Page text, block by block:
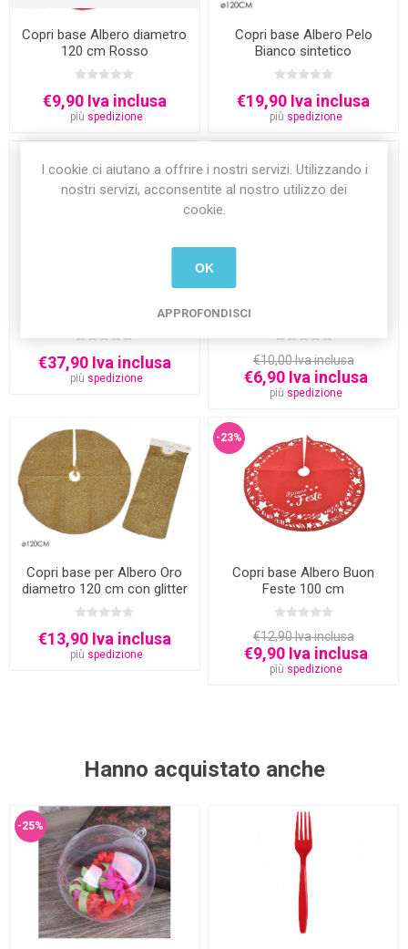
Copri base Albero diametro
120 cm Rosso
€9,90 Iva inclusa
più spedizione
Copri base Albero Pelo
Bianco sintetico
€19,90 Iva inclusa
più spedizione
€37,90 Iva inclusa
più spedizione
€10,00 Iva inclusa
€6,90 Iva inclusa
più spedizione
Copri base per Albero Oro
diametro 120 cm con glitter
€13,90 Iva inclusa
più spedizione
-23%
Copri base Albero Buon
Feste 100 cm
€12,90 Iva inclusa
€9,90 Iva inclusa
più spedizione
Hanno acquistato anche
-25%
I cookie ci aiutano a offrire i nostri servizi. Utilizzando i
nostri servizi, acconsentite al nostro utilizzo dei
cookie.
OK
APPROFONDISCI